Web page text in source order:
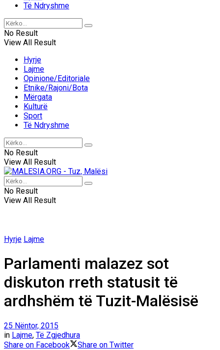
Të Ndryshme
No Result
View All Result
Hyrje
Lajme
Opinione/Editoriale
Etnike/Rajoni/Bota
Mërgata
Kulturë
Sport
Të Ndryshme
No Result
View All Result
No Result
View All Result
Hyrje Lajme
Parlamenti malazez sot
diskuton rreth statusit të
ardhshëm të Tuzit-Malësisë
25 Nëntor, 2015
in Lajme, Të Zgjedhura
Share on Facebook
Share on Twitter